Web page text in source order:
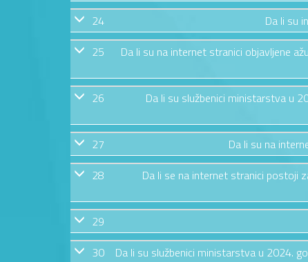
24
Da li su
25
Da li su na internet stranici objavljene
26
Da li su službenici ministarstva u
27 Da li su na
28
Da li se na internet stranici postoji
29
30
Da li su službenici ministarstva u 2024.